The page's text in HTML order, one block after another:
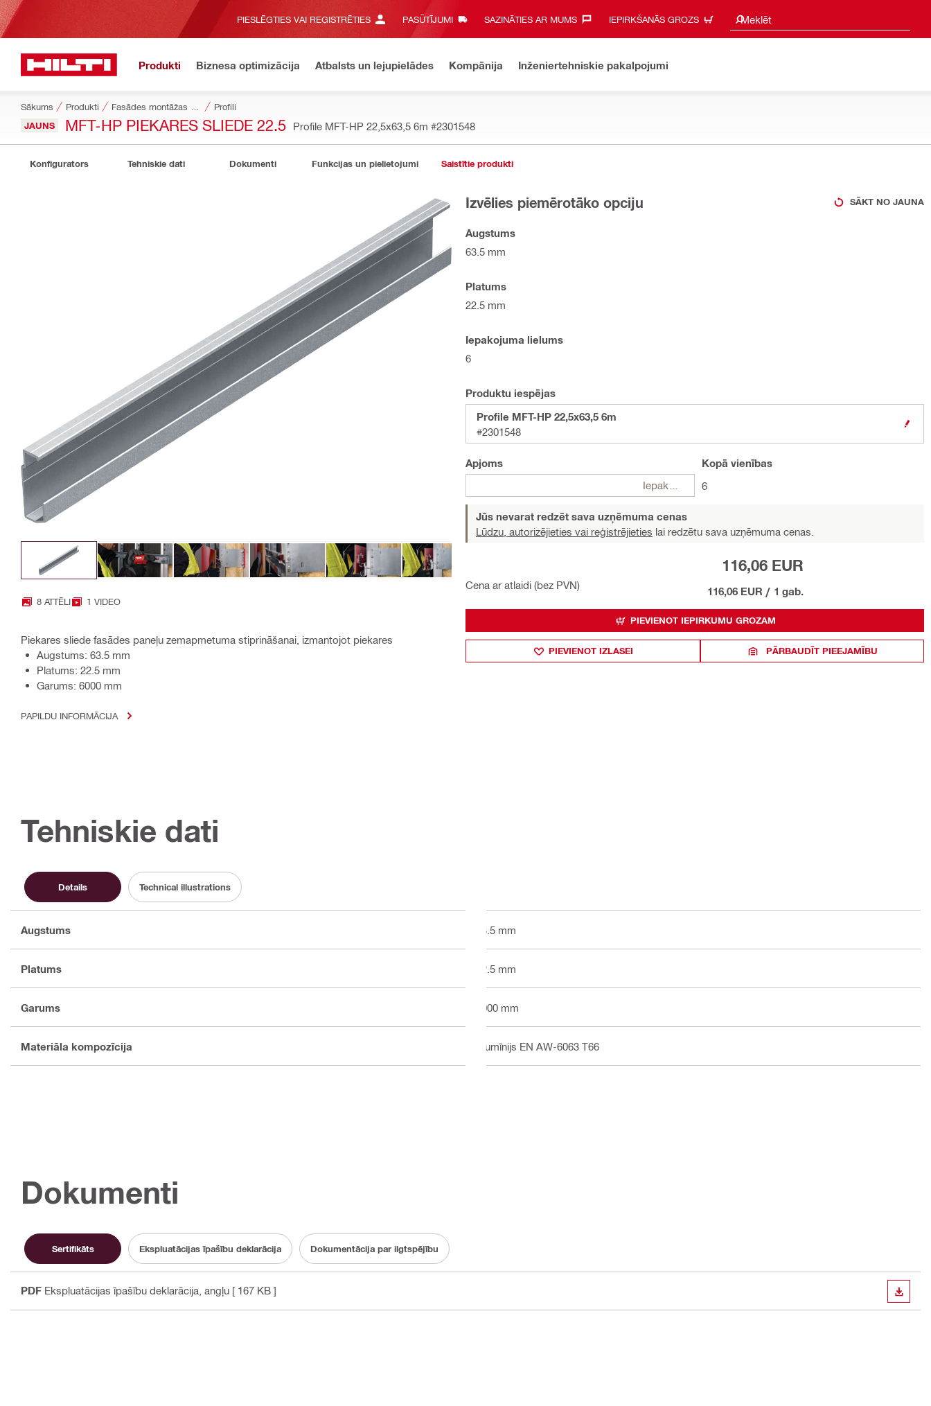
PIESLĒGTIES VAI REĢISTRĒTIES PASŪTĪJUMI SAZINĀTIES AR MUMS‎ IEPIRKŠANĀS GROZS Meklēt
Meklēšanas ieteikumi
Produkti Biznesa optimizācija Atbalsts un lejupielādes Kompānija Inženiertehniskie pakalpojumi
Sākums Produkti Profili
JAUNS MFT-HP PIEKARES SLIEDE 22.5 Profile MFT-HP 22,5x63,5 6m #2301548
Konfigurators Tehniskie dati Dokumenti Funkcijas un pielietojumi Saistītie produkti
8 ATTĒLI 1 VIDEO
Piekares sliede fasādes paneļu zemapmetuma stiprināšanai, izmantojot piekares
Augstums: 63.5 mm
Platums: 22.5 mm
Garums: 6000 mm
PAPILDU INFORMĀCIJA
Izvēlies piemērotāko opciju SĀKT NO JAUNA
Augstums
63.5 mm
Platums
22.5 mm
Iepakojuma lielums
6
Produktu iespējas
Profile MFT-HP 22,5x63,5 6m
#2301548
Apjoms
Iepakojumi
Kopā vienības
6
Jūs nevarat redzēt sava uzņēmuma cenas
Lūdzu, autorizējieties vai reģistrējieties lai redzētu sava uzņēmuma cenas.
Cena ar atlaidi (bez PVN)
116,06 EUR
116,06 EUR / 1 gab.
PIEVIENOT IEPIRKUMU GROZAM
PIEVIENOT IZLASEI PĀRBAUDĪT PIEEJAMĪBU
Tehniskie dati
Details Technical illustrations
Augstums 63.5 mm
Platums 22.5 mm
Garums 6000 mm
Materiāla kompozīcija Alumīnijs EN AW-6063 T66
Dokumenti
Sertifikāts Ekspluatācijas īpašību deklarācija Dokumentācija par ilgtspējību
PDF Ekspluatācijas īpašību deklarācija , angļu [ 167 KB ]